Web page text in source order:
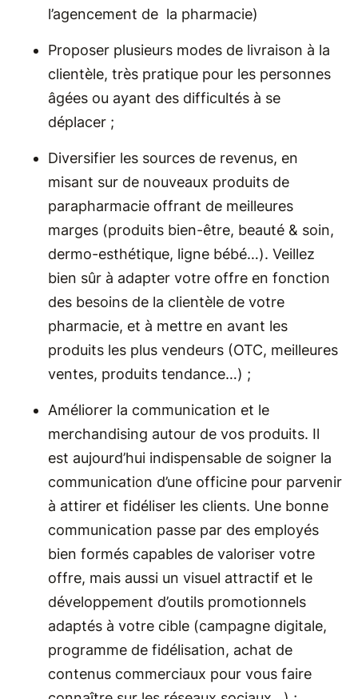
l’agencement de la pharmacie)
Proposer plusieurs modes de livraison à la
clientèle, très pratique pour les personnes
âgées ou ayant des difficultés à se
déplacer ;
Diversifier les sources de revenus, en
misant sur de nouveaux produits de
parapharmacie offrant de meilleures
marges (produits bien-être, beauté & soin,
dermo-esthétique, ligne bébé…). Veillez
bien sûr à adapter votre offre en fonction
des besoins de la clientèle de votre
pharmacie, et à mettre en avant les
produits les plus vendeurs (OTC, meilleures
ventes, produits tendance…) ;
Améliorer la communication et le
merchandising autour de vos produits. Il
est aujourd’hui indispensable de soigner la
communication d’une officine pour parvenir
à attirer et fidéliser les clients. Une bonne
communication passe par des employés
bien formés capables de valoriser votre
offre, mais aussi un visuel attractif et le
développement d’outils promotionnels
adaptés à votre cible (campagne digitale,
programme de fidélisation, achat de
contenus commerciaux pour vous faire